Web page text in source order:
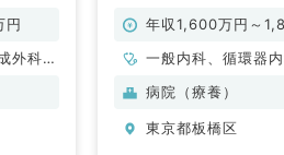
円
外科、
年収1,600万円～
一般内科、循環器
科、消化器内科、
病院（療養）
東京都板橋区